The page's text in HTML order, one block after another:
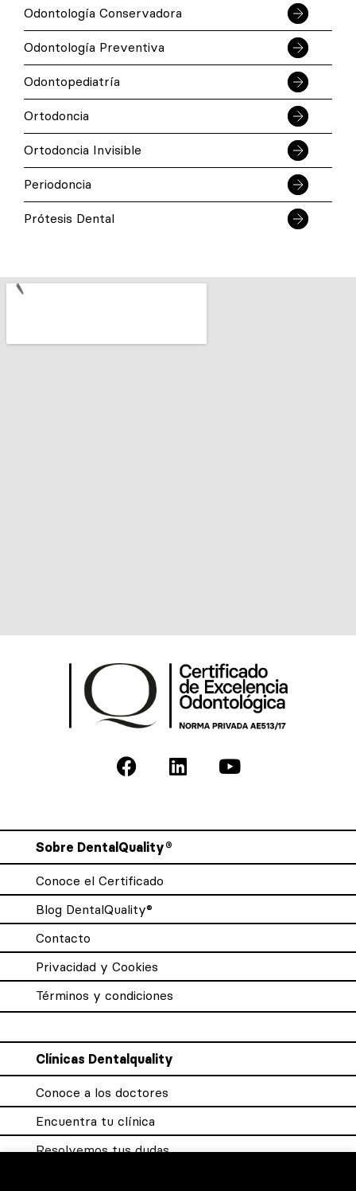
Odontología Conservadora
Odontología Preventiva
Odontopediatría
Ortodoncia
Ortodoncia Invisible
Periodoncia
Prótesis Dental
Sobre DentalQuality®
Conoce el Certificado
Blog DentalQuality®
Contacto
Privacidad y Cookies
Términos y condiciones
Clínicas Dentalquality
Conoce a los doctores
Encuentra tu clínica
Resolvemos tus dudas